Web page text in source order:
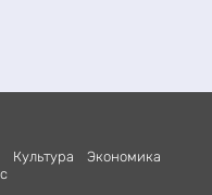
Культура
Экономика